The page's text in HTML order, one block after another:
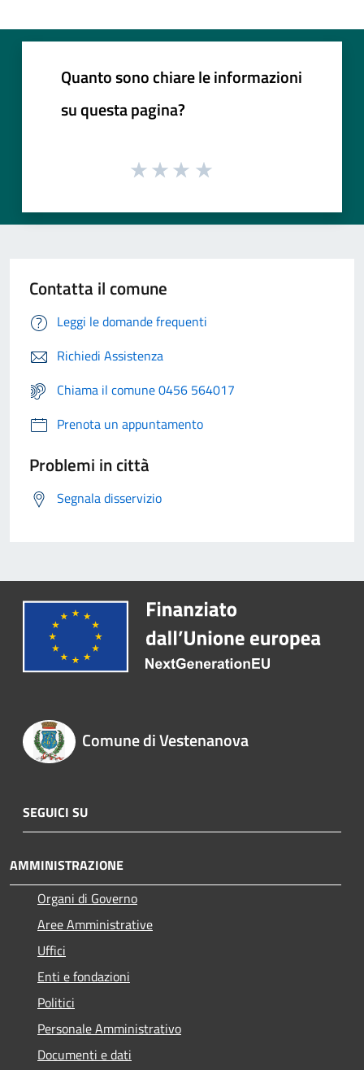
Quanto sono chiare le informazioni
su questa pagina?
Contatta il comune
Leggi le domande frequenti
Richiedi Assistenza
Chiama il comune 0456 564017
Prenota un appuntamento
Problemi in città
Segnala disservizio
Comune di Vestenanova
SEGUICI SU
AMMINISTRAZIONE
Organi di Governo
Aree Amministrative
Uffici
Enti e fondazioni
Politici
Personale Amministrativo
Documenti e dati